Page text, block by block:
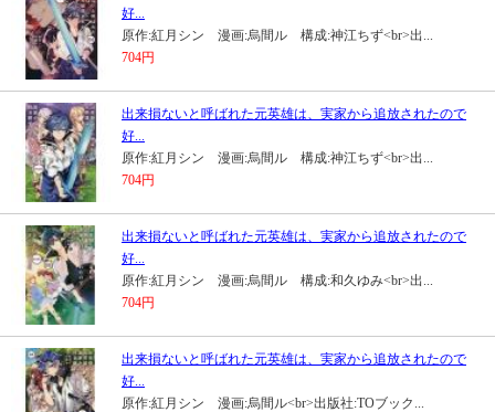
好...
原作:紅月シン 漫画:烏間ル 構成:神江ちず<br>出...
704円
出来損ないと呼ばれた元英雄は、実家から追放されたので
好...
原作:紅月シン 漫画:烏間ル 構成:神江ちず<br>出...
704円
出来損ないと呼ばれた元英雄は、実家から追放されたので
好...
原作:紅月シン 漫画:烏間ル 構成:和久ゆみ<br>出...
704円
出来損ないと呼ばれた元英雄は、実家から追放されたので
好...
原作:紅月シン 漫画:烏間ル<br>出版社:TOブック...